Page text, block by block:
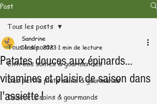
Post
Tous les posts
Entrées saines & gourmandes
Des petits plats sains & gourmands
Desserts sains & gourmands
Tous les posts
Patates douces aux épinards...
vitamines et plaisir de saison dans
l'assiette !
Sandrine
16 déc. 2023 1 min de lecture